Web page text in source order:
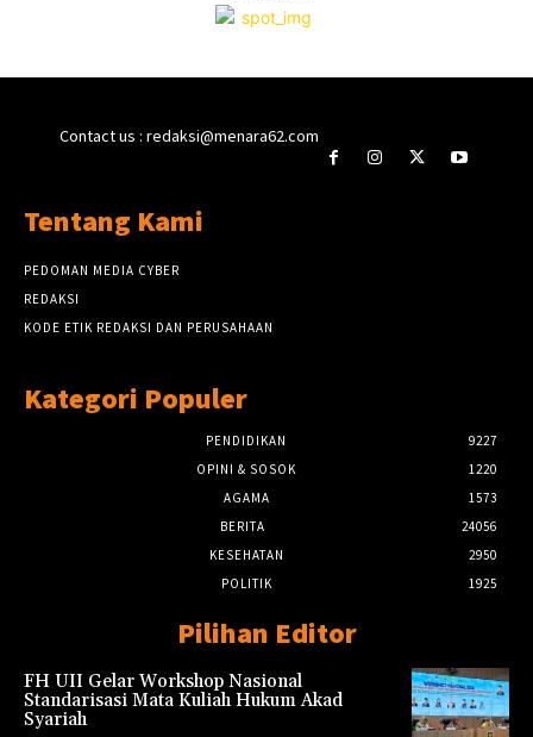
Contact us : redaksi@menara62.com
Tentang Kami
PEDOMAN MEDIA CYBER
REDAKSI
KODE ETIK REDAKSI DAN PERUSAHAAN
Kategori Populer
PENDIDIKAN
9227
OPINI & SOSOK
1220
AGAMA
1573
BERITA
24056
KESEHATAN
2950
POLITIK
1925
Pilihan Editor
FH UII Gelar Workshop Nasional
Standarisasi Mata Kuliah Hukum Akad
Syariah